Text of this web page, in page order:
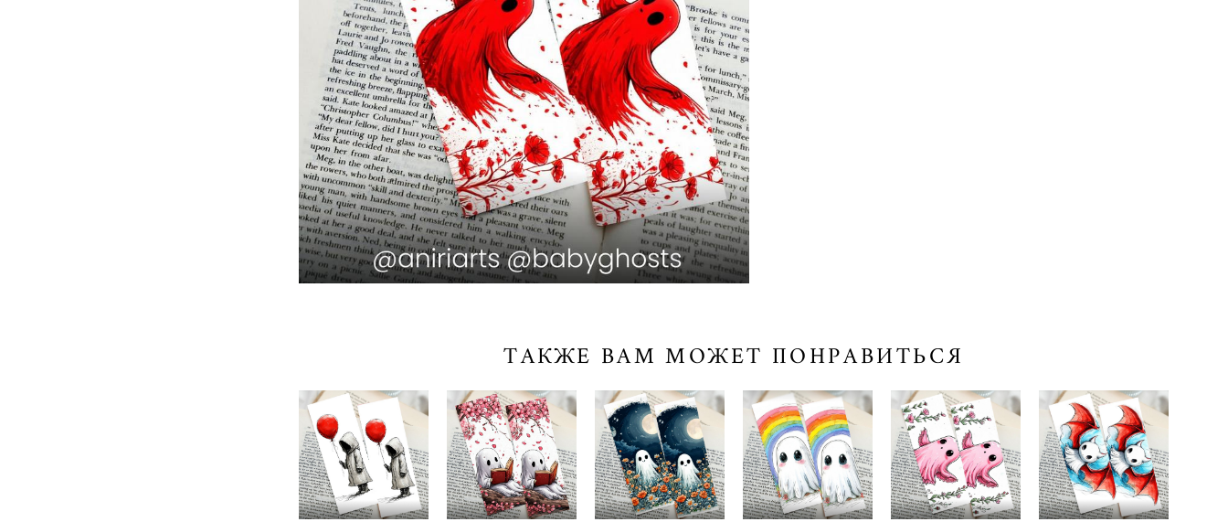
ТАКЖЕ ВАМ МОЖЕТ ПОНРАВИТЬСЯ